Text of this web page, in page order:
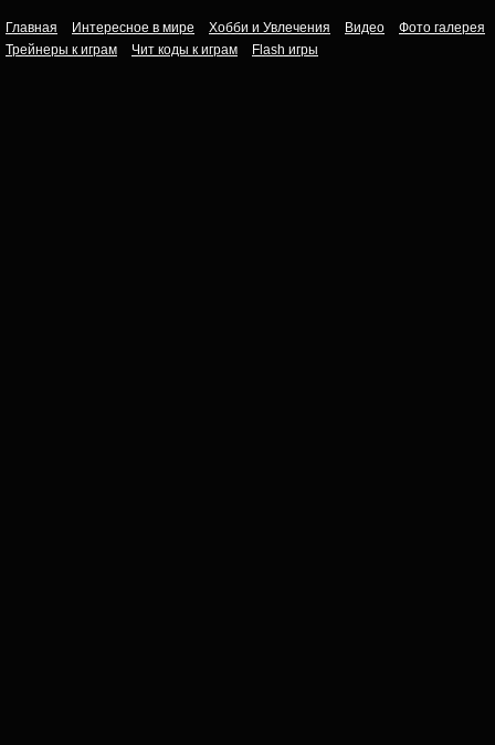
Главная Интересное в мире Хобби и Увлечения Видео
Фото галерея
Трейнеры к играм
Чит коды к играм Flash игры